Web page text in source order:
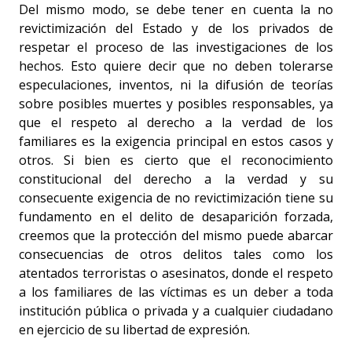
Del mismo modo, se debe tener en cuenta la no
revictimización del Estado y de los privados de
respetar el proceso de las investigaciones de los
hechos. Esto quiere decir que no deben tolerarse
especulaciones, inventos, ni la difusión de teorías
sobre posibles muertes y posibles responsables, ya
que el respeto al derecho a la verdad de los
familiares es la exigencia principal en estos casos y
otros. Si bien es cierto que el reconocimiento
constitucional del derecho a la verdad y su
consecuente exigencia de no revictimización tiene su
fundamento en el delito de desaparición forzada,
creemos que la protección del mismo puede abarcar
consecuencias de otros delitos tales como los
atentados terroristas o asesinatos, donde el respeto
a los familiares de las víctimas es un deber a toda
institución pública o privada y a cualquier ciudadano
en ejercicio de su libertad de expresión.